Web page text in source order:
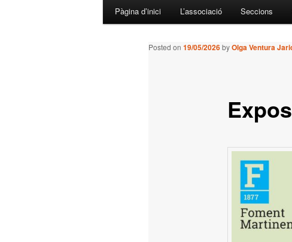
menu
Pàgina d’inici L’associació Seccions
Posted on 19/05/2026byOlga Ventura